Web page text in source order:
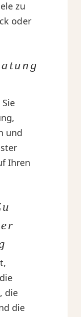
zu
oder
und
Ihren
die
die